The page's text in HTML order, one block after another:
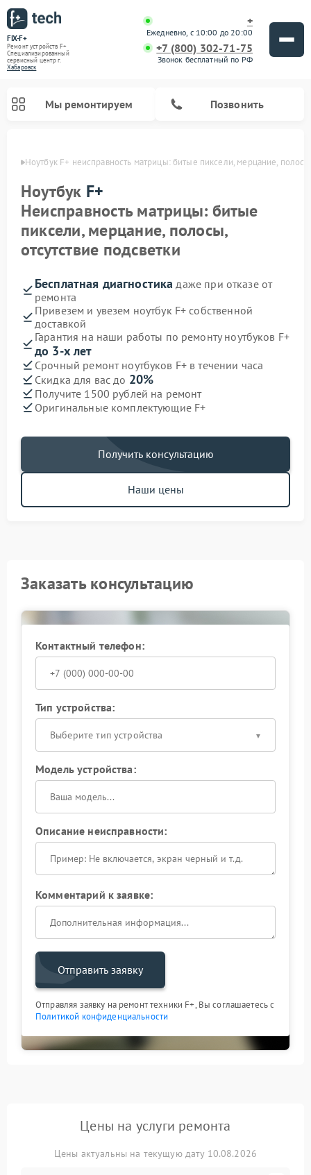
FIX-F+
Ремонт устройств F+
Специализированный
cервисный центр г.
Хабаровск
+
Ежедневно, с 10:00 до 20:00
+7 (800) 302-71-75
Звонок бесплатный по РФ
Мы ремонтируем Позвонить
Ноутбук F+ неисправность матрицы: битые пиксели, мерцание,
Ноутбук F+
Неисправность матрицы: битые
пиксели, мерцание, полосы,
отсутствие подсветки
Бесплатная диагностика даже при отказе от
ремонта
Привезем и увезем ноутбук F+ собственной
доставкой
Гарантия на наши работы по ремонту ноутбуков F+
до 3-х лет
Срочный ремонт ноутбуков F+ в течении часа
Скидка для вас до 20%
Получите 1500 рублей на ремонт
Оригинальные комплектующие F+
Получить консультацию
Наши цены
Заказать консультацию
Контактный телефон:
Тип устройства:
Выберите тип устройства
Модель устройства:
Описание неисправности:
Комментарий к заявке:
Отправить заявку
Отправляя заявку на ремонт техники F+, Вы соглашаетесь с
Политикой конфиденциальности
Цены на услуги ремонта
Цены актуальны на текущую дату 10.08.2026